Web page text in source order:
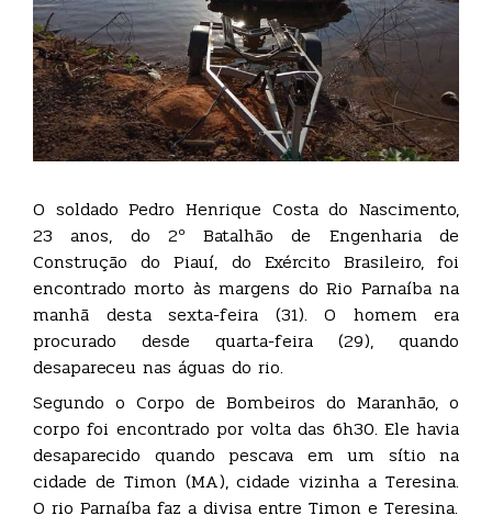
O soldado Pedro Henrique Costa do Nascimento,
23 anos, do 2º Batalhão de Engenharia de
Construção do Piauí, do Exército Brasileiro, foi
encontrado morto às margens do Rio Parnaíba na
manhã desta sexta-feira (31). O homem era
procurado desde quarta-feira (29), quando
desapareceu nas águas do rio.
Segundo o Corpo de Bombeiros do Maranhão, o
corpo foi encontrado por volta das 6h30. Ele havia
desaparecido quando pescava em um sítio na
cidade de Timon (MA), cidade vizinha a Teresina.
O rio Parnaíba faz a divisa entre Timon e Teresina.